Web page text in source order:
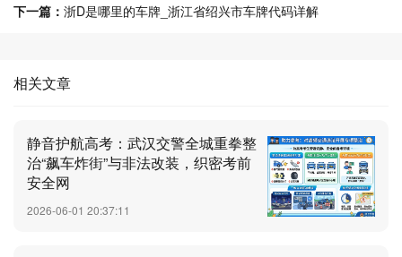
下一篇： 浙D是哪里的车牌_浙江省绍兴市车牌代码详解
相关文章
静音护航高考：武汉交警全城重拳整
治“飙车炸街”与非法改装，织密考前
安全网
2026-06-01 20:37:11